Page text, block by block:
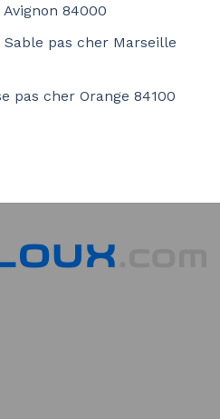
84000
pas cher Marseille
pas cher Orange 84100